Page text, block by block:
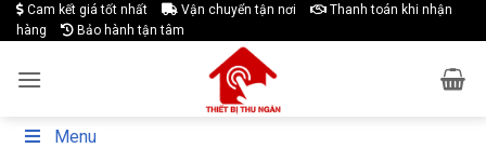
Skip
to
Cam kết giá tốt nhất Vận chuyển tận nơi
Thanh toán khi nhận
hàng
Bảo hành tận tâm
Menu